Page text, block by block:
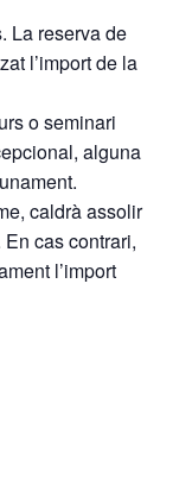
La reserva de
l’import de la
o seminari
alguna
caldrà assolir
cas contrari,
l’import